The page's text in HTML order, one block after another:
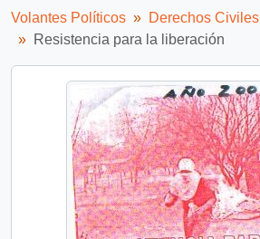
Volantes Políticos Derechos Civiles
Resistencia para la liberación